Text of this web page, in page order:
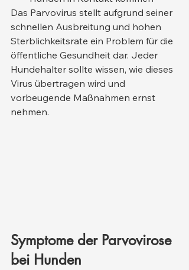
Das Parvovirus stellt aufgrund seiner
schnellen Ausbreitung und hohen
Sterblichkeitsrate ein Problem für die
öffentliche Gesundheit dar. Jeder
Hundehalter sollte wissen, wie dieses
Virus übertragen wird und
vorbeugende Maßnahmen ernst
nehmen.
Symptome der Parvovirose
bei Hunden